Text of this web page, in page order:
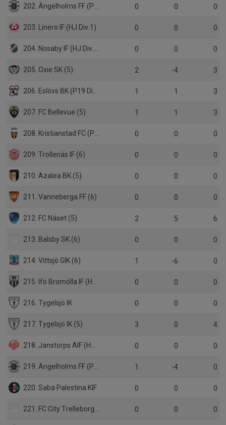
202. Ängelholms FF (P19) 0 0 0
203. Linero IF (HJ Div.1) 0 0 0
204. Nosaby IF (HJ Div.1) 0 0 0
205. Oxie SK (5) 2 -4 3
206. Eslövs BK (P19 Div.1) 1 1 3
207. FC Bellevue (5) 1 1 3
208. Kristianstad FC (P19 Div.1) 0 0 0
209. Trollenäs IF (6) 0 0 0
210. Azalea BK (5) 0 0 0
211. Vanneberga FF (6) 0 0 0
212. FC Näset (5) 2 5 6
213. Balsby SK (6) 0 0 0
214. Vittsjö GIK (6) 1 -6 0
215. Ifö Bromölla IF (HJ div 3) 0 0 0
216. Tygelsjö IK 0 0 0
217. Tygelsjö IK (5) 3 0 4
218. Janstorps AIF (HJ Div.3) 0 0 0
219. Ängelholms FF (P17 Div.1) 1 -4 0
220. Saba Palestina KIF 0 0 0
221. FC City Trelleborg (5) 0 0 0